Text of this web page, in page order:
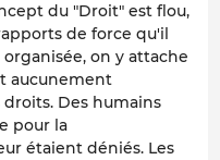
du "Droit" est flou,
de force qu'il
on y attache
aucunement
Des humains
pour la
étaient déniés. Les